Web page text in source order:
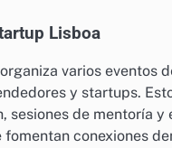
Lisboa
varios eventos
y startups.
sesiones de mentoría y
conexiones